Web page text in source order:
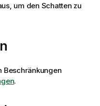
um den Schatten zu
Beschränkungen
.